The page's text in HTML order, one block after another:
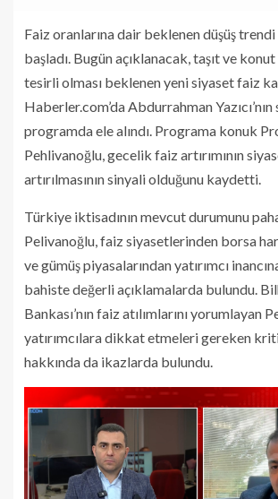
Faiz oranlarına dair beklenen düşüş
başladı. Bugün açıklanacak, taşıt ve
tesirli olması beklenen yeni siyaset faiz
Haberler.com’da Abdurrahman Yazıcı’nın
programda ele alındı. Programa konuk
Pehlivanoğlu, gecelik faiz artırımının
artırılmasının sinyali olduğunu kaydetti.
Türkiye iktisadının mevcut durumunu
Pelivanoğlu, faiz siyasetlerinden borsa
ve gümüş piyasalarından yatırımcı
bahiste değerli açıklamalarda bulundu.
Bankası’nın faiz atılımlarını yorumlayan
yatırımcılara dikkat etmeleri gereken
hakkında da ikazlarda bulundu.